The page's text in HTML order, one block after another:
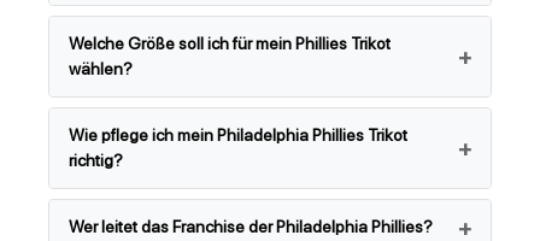
Welche Größe soll ich für mein Phillies Trikot
wählen?
Wie pflege ich mein Philadelphia Phillies Trikot
richtig?
Wer leitet das Franchise der Philadelphia Phillies?